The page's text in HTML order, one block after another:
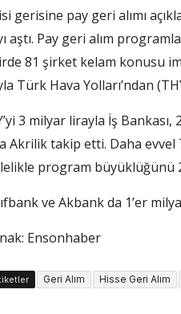
gerisine pay geri alımı
aştı. Pay geri alım
81 şirket kelam konusu
Türk Hava Yolları’ndan
3 milyar lirayla İş
Akrilik takip etti. Daha
program büyüklüğünü
ve Akbank da 1’er
Ensonhaber
Geri Alım Hisse Geri Alım